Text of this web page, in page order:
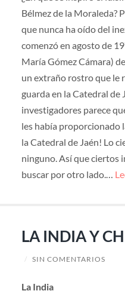
Bélmez de la Moraleda?
que nunca ha oído del
comenzó en agosto de
María Gómez Cámara)
un extraño rostro que le
guarda en la Catedral de
investigadores parece
les había proporcionado
la Catedral de Jaén! Lo
ninguno. Así que ciertos
buscar por otro lado.…
LA INDIA Y
/ SIN COMENTARIOS
La India